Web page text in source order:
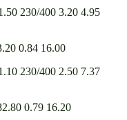
230/400 3.20 4.95
0.84 16.00
230/400 2.50 7.37
0.79 16.20